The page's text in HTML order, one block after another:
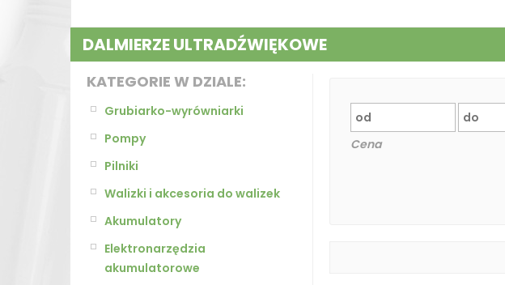
DALMIERZE ULTRADŹWIĘKOWE
KATEGORIE W DZIALE:
Grubiarko-wyrówniarki
Pompy
Pilniki
Walizki i akcesoria do walizek
Akumulatory
Elektronarzędzia
akumulatorowe
Cena